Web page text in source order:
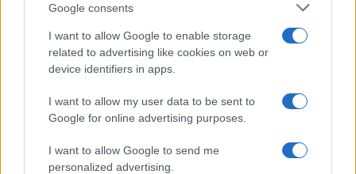
Google consents
I want to allow Google to enable storage
related to advertising like cookies on web or
device identifiers in apps.
I want to allow my user data to be sent to
Google for online advertising purposes.
I want to allow Google to send me
personalized advertising.
Σοκαριστική υπόθεση στην
Κρήτη: Τουρίστας ρωτούσε
ασελγήσει σε 10χρονο
κορίτσι - Το παιδί καθόταν
αμέριμνο σε αυλή
Μυστράς: Αλλαγή
νεκρό πατέρα του
καταψύκτη – Η
στους γονείς και η
διαφωνία με την
του